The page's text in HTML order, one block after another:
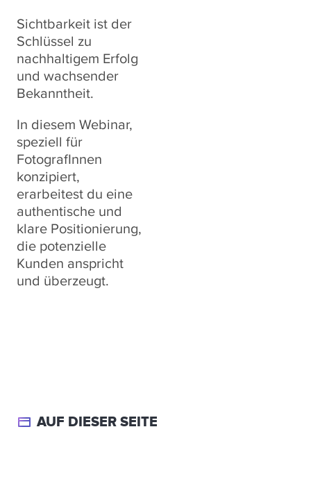
Sichtbarkeit ist der
Schlüssel zu
nachhaltigem Erfolg
und wachsender
Bekanntheit.
In diesem Webinar,
speziell für
FotografInnen
konzipiert,
erarbeitest du eine
authentische und
klare Positionierung,
die potenzielle
Kunden anspricht
und überzeugt.
AUF DIESER SEITE